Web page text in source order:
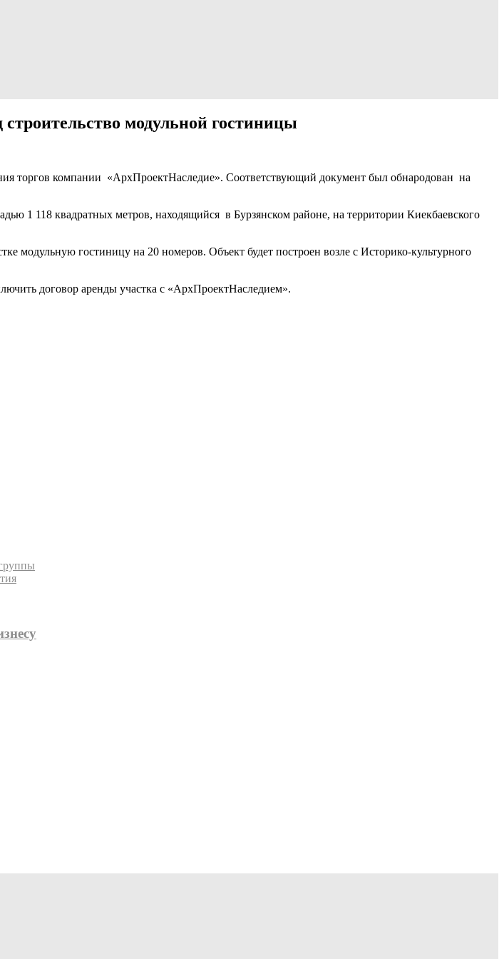
модульной гостиницы
торгов компании «АрхПроектНаследие». Соответствующий документ был обнародован на
1 118 квадратных метров, находящийся в Бурзянском районе, на территории Киекбаевского
модульную гостиницу на 20 номеров. Объект будет построен возле с Историко-культурного
договор аренды участка с «АрхПроектНаследием».